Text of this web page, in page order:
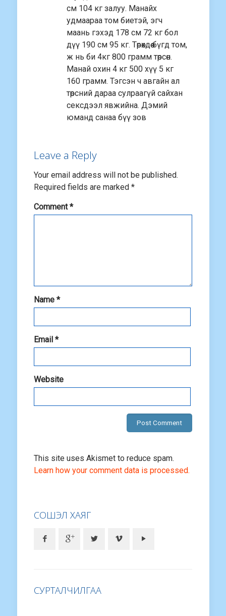
см 104 кг залуу. Манайх
удмаараа том биетэй, эгч
маань гэхэд 178 см 72 кг бол
дүү 190 см 95 кг. Төрөхдөө бүгд том,
ж нь би 4кг 800 грамм төрсөн.
Манай охин 4 кг 500 хүү 5 кг
160 грамм. Тэгсэн ч авгайн ал
төрсний дараа сулраагүй сайхан
сексдээл явжийна. Дэмий
юманд санаа бүү зов
Leave a Reply
Your email address will not be published.
Required fields are marked *
Comment*
Name *
Email *
Website
This site uses Akismet to reduce spam.
Learn how your comment data is processed.
СОШЭЛ ХАЯГ
СУРТАЛЧИЛГАА